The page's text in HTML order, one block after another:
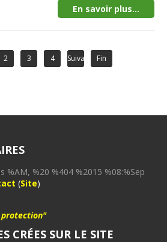
En savoir plus...
2 3 4 Suivant
Fin
%AM, %20 %404 %2015 %08:%Sep
(Site)
protection"
CRÉES SUR LE SITE